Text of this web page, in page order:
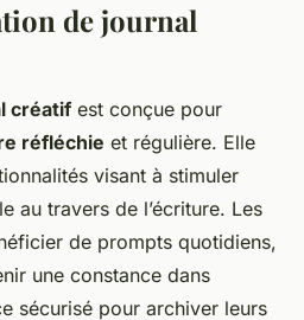
de journal
créatif est conçue pour
réfléchie et régulière. Elle
visant à stimuler
au travers de l’écriture. Les
de prompts quotidiens,
une constance dans
sécurisé pour archiver leurs